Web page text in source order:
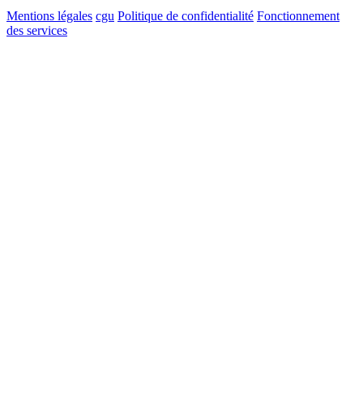
Mentions légales cgu Politique de confidentialité Fonctionnement
des services